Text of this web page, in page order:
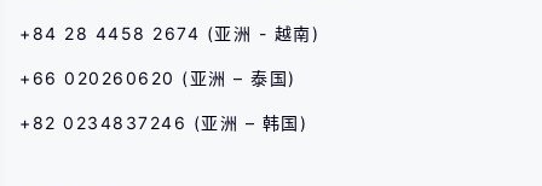
+84 28 4458 2674 (亚洲 - 越南)
+66 020260620 (亚洲 – 泰国)
+82 0234837246 (亚洲 – 韩国)